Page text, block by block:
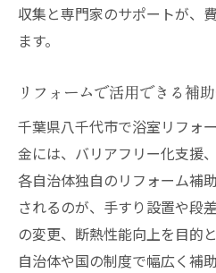
収集と専門家のサポートが、
ます。
リフォームで活用できる補
千葉県八千代市で浴室リフォ
金には、バリアフリー化支援
各自治体独自のリフォーム補
されるのが、手すり設置や段
の変更、断熱性能向上を目的
自治体や国の制度で幅広く補